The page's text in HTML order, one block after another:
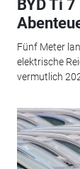
BYD Ti
Fünf Meter
elektrische
vermutlich